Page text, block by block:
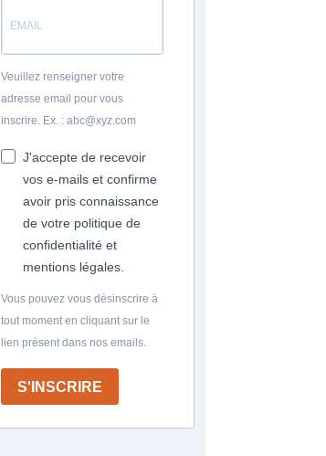
Veuillez renseigner votre
adresse email pour vous
inscrire. Ex. : abc@xyz.com
J'accepte de recevoir
vos e-mails et confirme
avoir pris connaissance
de votre politique de
confidentialité et
mentions légales.
Vous pouvez vous désinscrire à
tout moment en cliquant sur le
lien présent dans nos emails.
S'INSCRIRE